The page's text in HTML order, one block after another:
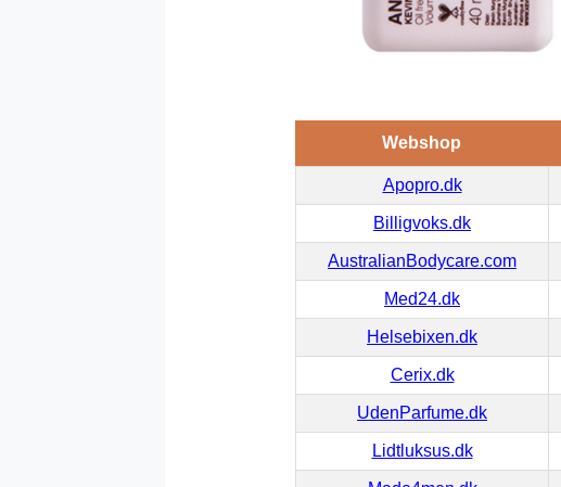
Webshop
Apopro.dk
Billigvoks.dk
AustralianBodycare.com
Med24.dk
Helsebixen.dk
Cerix.dk
UdenParfume.dk
Lidtluksus.dk